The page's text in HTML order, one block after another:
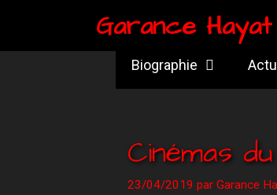
Garance Hayat
Biographie Actu
Cinémas
23/04/2019 par Garance